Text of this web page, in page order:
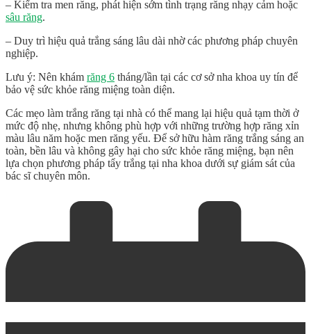
– Kiểm tra men răng, phát hiện sớm tình trạng răng nhạy cảm hoặc
sâu răng.
– Duy trì hiệu quả trắng sáng lâu dài nhờ các phương pháp chuyên
nghiệp.
Lưu ý: Nên khám răng 6 tháng/lần tại các cơ sở nha khoa uy tín để
bảo vệ sức khỏe răng miệng toàn diện.
Các mẹo làm trắng răng tại nhà có thể mang lại hiệu quả tạm thời ở
mức độ nhẹ, nhưng không phù hợp với những trường hợp răng xỉn
màu lâu năm hoặc men răng yếu. Để sở hữu hàm răng trắng sáng an
toàn, bền lâu và không gây hại cho sức khỏe răng miệng, bạn nên
lựa chọn phương pháp tẩy trắng tại nha khoa dưới sự giám sát của
bác sĩ chuyên môn.